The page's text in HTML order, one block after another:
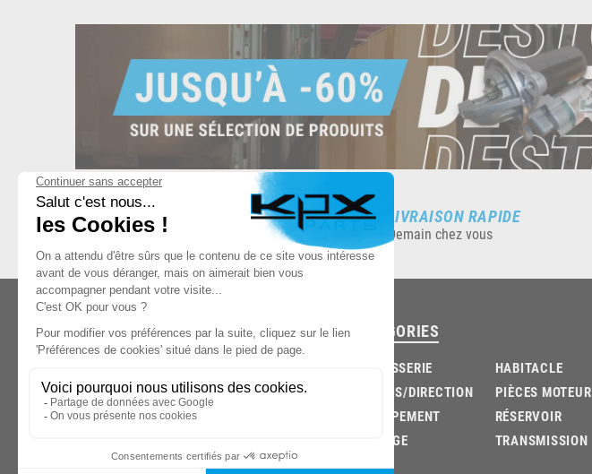
ESPACE DE STOCKAGE
8.500 produits en stock
LIVRAISON RAPIDE
Demain chez vous
03.85.32.96.74
© 2026 -KPX PARTS- SITE CRÉÉ PARLET'S CLIC
CATÉGORIES
CARROSSERIE
CHASSIS/DIRECTION
ECHAPPEMENT
FREINAGE
HABITACLE
PIÈCES MOTEUR
RÉSERVOIR
TRANSMISSION